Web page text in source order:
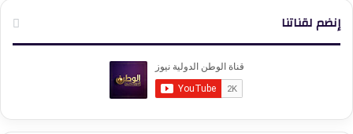
إنضم لقناتنا